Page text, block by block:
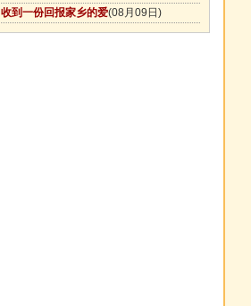
收到一份回报家乡的爱(08月09日)